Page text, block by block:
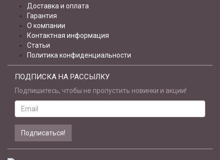
Доставка и оплата
Гарантия
О компании
Контактная информация
Статьи
Политика конфиденциальности
ПОДПИСКА НА РАССЫЛКУ
Подпишитесь, чтобы не пропустить новинки и акции!
Email
address
Подписаться!